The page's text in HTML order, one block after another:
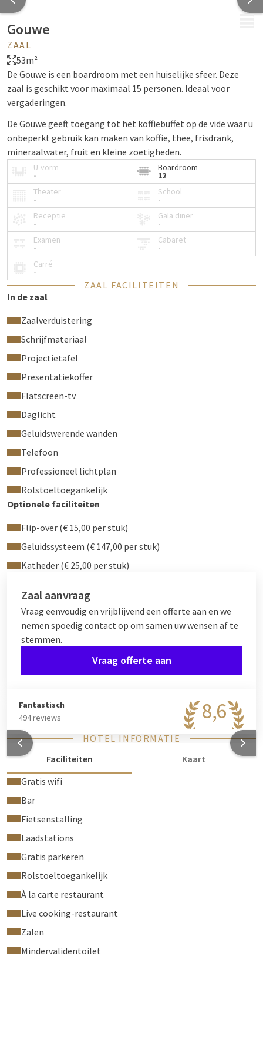
Gouwe
ZAAL
53m²
De Gouwe is een boardroom met een huiselijke sfeer. Deze
zaal is geschikt voor maximaal 15 personen. Ideaal voor
vergaderingen.
De Gouwe geeft toegang tot het koffiebuffet op de vide waar u
onbeperkt gebruik kan maken van koffie, thee, frisdrank,
mineraalwater, fruit en kleine zoetigheden.
De zaal heeft verschillende faciliteiten zoals schrijfmateriaal,
een presentatiekoffer en LCD-scherm. Andere faciliteiten en
optionele faciliteiten vindt u hieronder.
U-vorm
-
Boardroom
12
Theater
-
School
-
Receptie
-
Gala diner
-
Examen
-
Cabaret
-
Carré
-
ZAAL FACILITEITEN
In de zaal
Zaalverduistering
Schrijfmateriaal
Projectietafel
Presentatiekoffer
Flatscreen-tv
Daglicht
Geluidswerende wanden
Telefoon
Professioneel lichtplan
Rolstoeltoegankelijk
Optionele faciliteiten
Flip-over (€ 15,00 per stuk)
Geluidssysteem (€ 147,00 per stuk)
Katheder (€ 25,00 per stuk)
Zaal aanvraag
Vraag eenvoudig en vrijblijvend een offerte aan en we
nemen spoedig contact op om samen uw wensen af te
stemmen.
Vraag offerte aan
8,6
Fantastisch
494 reviews
HOTEL INFORMATIE
Faciliteiten
Kaart
Gratis wifi
Bar
Fietsenstalling
Laadstations
Gratis parkeren
Rolstoeltoegankelijk
À la carte restaurant
Live cooking-restaurant
Zalen
Mindervalidentoilet